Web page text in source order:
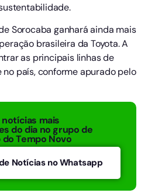
Sorocaba ganhará ainda mais
brasileira da Toyota. A
as principais linhas de
país, conforme apurado pelo
notícias mais
do dia no grupo de
Tempo Novo
Notícias no Whatsapp